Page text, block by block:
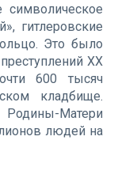
символическое
гитлеровские
Это было
ХХ
600 тысяч
кладбище.
Матери
людей на